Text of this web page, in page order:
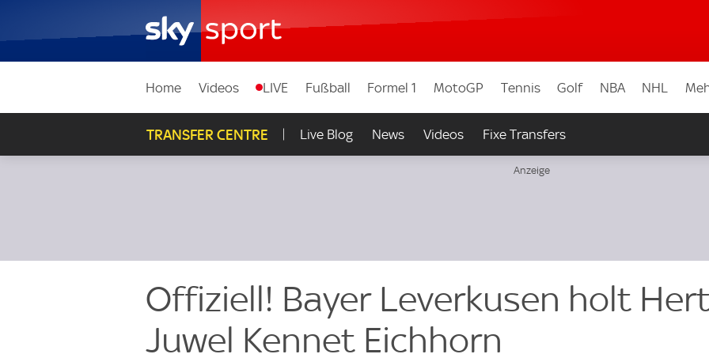
Home Videos LIVE Fußball Formel 1 MotoGP Tennis Golf NBA NHL
TRANSFER CENTRE Live Blog News Videos Fixe Transfers
Offiziell! Bayer Leverkusen holt
Juwel Kennet Eichhorn